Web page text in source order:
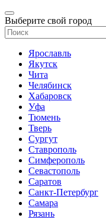
Выберите свой город
Ярославль
Якутск
Чита
Челябинск
Хабаровск
Уфа
Тюмень
Тверь
Сургут
Ставрополь
Симферополь
Севастополь
Саратов
Санкт-Петербург
Самара
Рязань